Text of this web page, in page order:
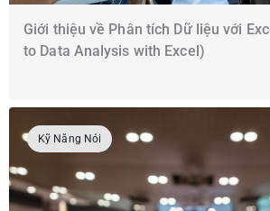
Giới thiệu về Phân tích Dữ liệu với
to Data Analysis with Excel)
Kỹ Năng Nói